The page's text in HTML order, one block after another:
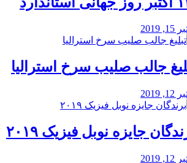
2019
جالب صلیب سرخ استرالیا
2019
جایزه نوبل فیزیک ۲۰۱۹
2019